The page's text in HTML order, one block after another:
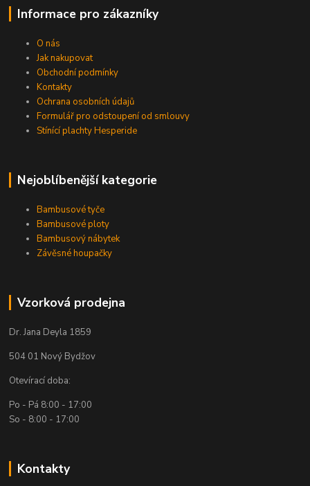
Informace pro zákazníky
O nás
Jak nakupovat
Obchodní podmínky
Kontakty
Ochrana osobních údajů
Formulář pro odstoupení od smlouvy
Stínící plachty Hesperide
Nejoblíbenější kategorie
Bambusové tyče
Bambusové ploty
Bambusový nábytek
Závěsné houpačky
Vzorková prodejna
Dr. Jana Deyla 1859
504 01 Nový Bydžov
Otevírací doba:
Po - Pá 8:00 - 17:00
So - 8:00 - 17:00
Kontakty